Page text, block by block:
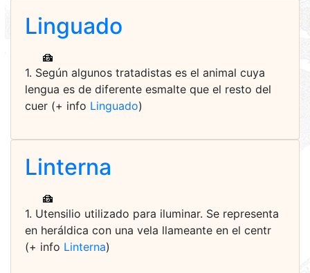
Linguado
1. Según algunos tratadistas es el animal cuya
lengua es de diferente esmalte que el resto del
cuer (+ info Linguado)
Linterna
1. Utensilio utilizado para iluminar. Se representa
en heráldica con una vela llameante en el centr
(+ info Linterna)